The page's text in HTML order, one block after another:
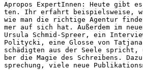
Apropos ExpertInnen: Heute gibt
ten. Ihr erfahrt beispielsweise,
wie man die richtige Agentur
mer auf sich hat. Außerdem im
Ursula Schmid-Spreer, ein
Politycki, eine Glosse von
schädigten aus der Seele spricht,
ber die Magie des Schreibens.
sprechung, viele neue